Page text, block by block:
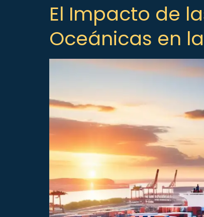
El Impacto de
Oceánicas en